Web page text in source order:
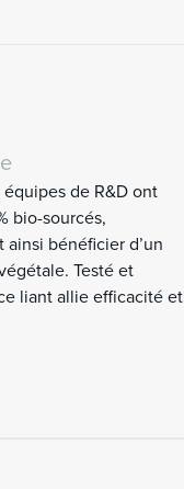
de R&D ont
bio-sourcés,
bénéficier d’un
Testé et
liant allie efficacité et